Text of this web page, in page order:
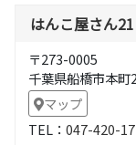
はんこ屋さん
〒273-0005
千葉県船橋市本
マップ
TEL：047-420-